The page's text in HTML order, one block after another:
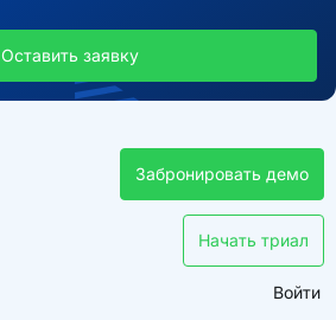
Оставить заявку
Забронировать демо
Начать триал
Войти